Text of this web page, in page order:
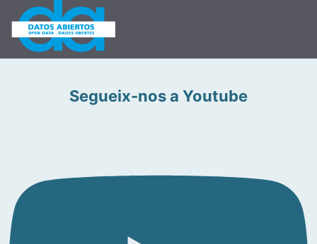
Segueix-nos a Youtube